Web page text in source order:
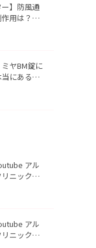
ー】防風通
用は？長
ミヤBM錠に
にある
アル
ニック札
が教える
。
アル
ニック札